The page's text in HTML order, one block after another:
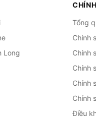
Long
Tổng
Chính
Chính
Chính
Chính
Chính
Điều